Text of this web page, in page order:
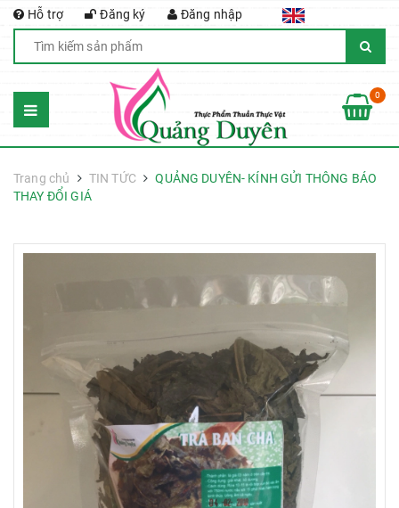
Hỗ trợ Đăng ký Đăng nhập
0
Trang chủ TIN TỨC
QUẢNG DUYÊN- KÍNH GỬI THÔNG BÁO
THAY ĐỔI GIÁ